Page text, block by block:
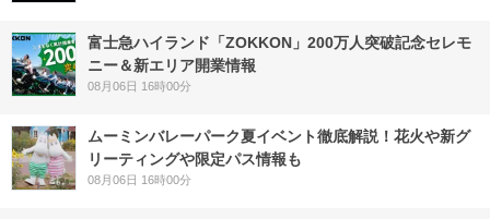
富士急ハイランド「ZOKKON」200万人突破記念セレモ
ニー＆新エリア開業情報
08月06日 16時00分
ムーミンバレーパーク夏イベント徹底解説！花火や新グ
リーティングや限定パス情報も
08月06日 16時00分